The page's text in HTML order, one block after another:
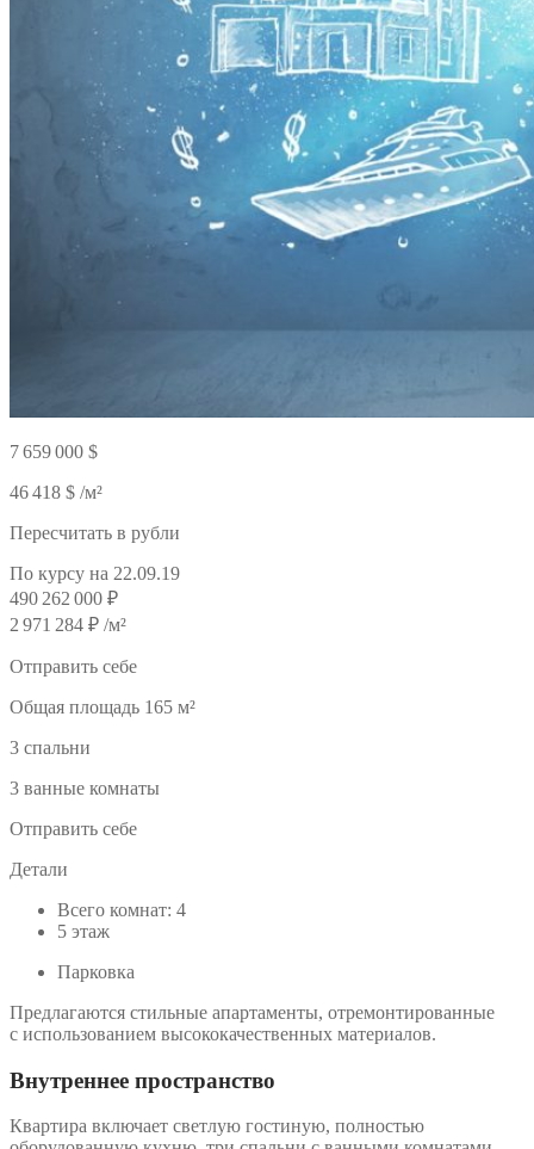
7 659 000 $
46 418 $ /м²
Пересчитать в рубли
По курсу на 22.09.19
490 262 000 ₽
2 971 284 ₽ /м²
Отправить себе
Общая площадь 165 м²
3 спальни
3 ванные комнаты
Отправить себе
Детали
Всего комнат: 4
5 этаж
Парковка
Предлагаются стильные апартаменты, отремонтированные
с использованием высококачественных материалов.
Внутреннее пространство
Квартира включает светлую гостиную, полностью